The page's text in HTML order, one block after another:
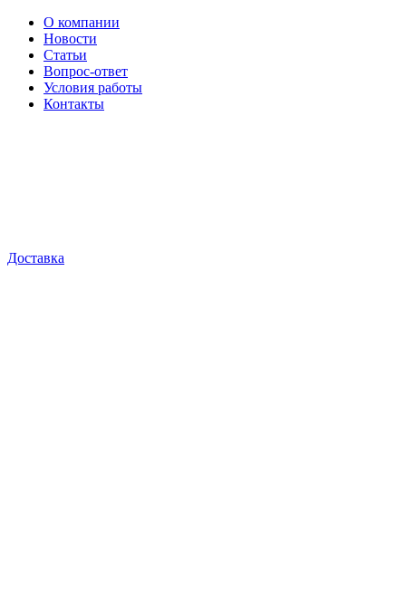
О компании
Новости
Статьи
Вопрос-ответ
Условия работы
Контакты
Доставка